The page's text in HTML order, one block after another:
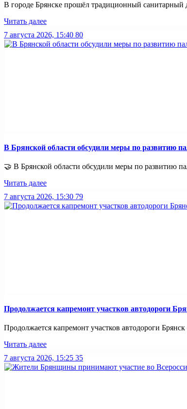
В городе Брянске прошёл традиционный санитарный
Читать далее
7 августа 2026, 15:40 80
В Брянской области обсудили меры по развитию
🤝 В Брянской области обсудили меры по развитию
Читать далее
7 августа 2026, 15:30 79
Продолжается капремонт участков автодороги
Продолжается капремонт участков автодороги
Читать далее
7 августа 2026, 15:25 35